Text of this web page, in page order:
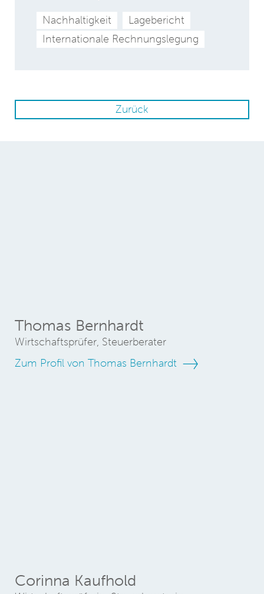
Nachhaltigkeit
Lagebericht
Internationale Rechnungslegung
Zurück
Thomas Bernhardt
Wirtschaftsprüfer, Steuerberater
Zum Profil von Thomas Bernhardt
Corinna Kaufhold